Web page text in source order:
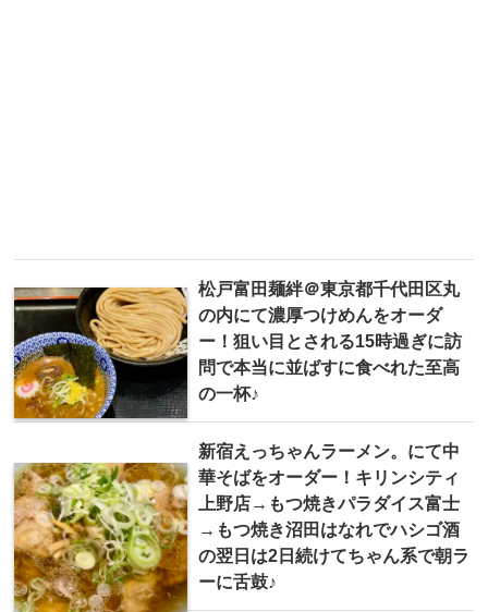
松戸富田麺絆＠東京都千代田区丸
の内にて濃厚つけめんをオーダ
ー！狙い目とされる15時過ぎに訪
問で本当に並ばすに食べれた至高
の一杯♪
新宿えっちゃんラーメン。にて中
華そばをオーダー！キリンシティ
上野店→もつ焼きパラダイス富士
→もつ焼き沼田はなれでハシゴ酒
の翌日は2日続けてちゃん系で朝ラ
ーに舌鼓♪